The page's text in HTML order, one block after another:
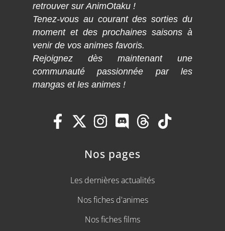
retrouver sur AnimOtaku !
Tenez-vous au courant des sorties du
moment et des prochaines saisons à
venir de vos animes favoris.
Rejoignez dès maintenant une
communauté passionnée par les
mangas et les animes !
Nos pages
Les dernières actualités
Nos fiches d'animes
Nos fiches films